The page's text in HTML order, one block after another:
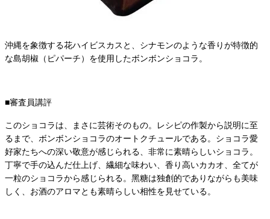
沖縄を象徴する花ハイビスカスと、シナモンのような香りが特徴的
な島胡椒（ピパーチ）を使用したボンボンショコラ。
■審査員講評
このショコラは、まさに芸術そのもの。レシピの作製から説明に至
るまで、ボンボンショコラのオートクチュールである。ショコラ愛
好家たちへの深い敬意が感じられる、⾮常に素晴らしいショコラ。
丁寧で⼿の込んだ仕上げ、繊細な味わい、香り高いカカオ、全てが
⼀粒のショコラから感じられる。⿊糖は独創的でありながらも美味
しく、お酒のアロマとも素晴らしい相性を見せている。